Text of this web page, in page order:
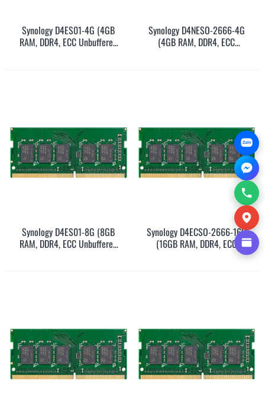
Synology D4ES01-4G (4GB
RAM, DDR4, ECC Unbuffered
Synology D4NESO-2666-4G
(4GB RAM, DDR4, ECC
Synology D4ES01-8G (8GB
RAM, DDR4, ECC Unbuffered
Synology D4ECSO-2666-16G
(16GB RAM, DDR4, ECC
Unbuffered SODIMM, SODIMM,
Zalo